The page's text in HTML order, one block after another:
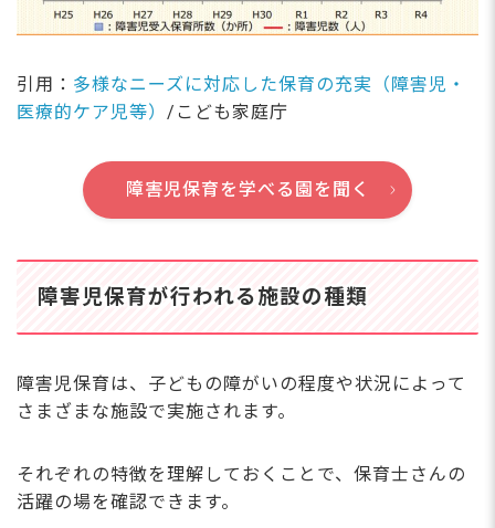
引用： 多様なニーズに対応した保育の充実（障害児・
医療的ケア児等） /こども家庭庁
障害児保育を学べる園を聞く
障害児保育が行われる施設の種類
障害児保育は、子どもの障がいの程度や状況によって
さまざまな施設で実施されます。
それぞれの特徴を理解しておくことで、保育士さんの
活躍の場を確認できます。